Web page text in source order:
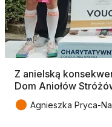
Z anielską
Dom Aniołów
● Agnieszka Pryca-